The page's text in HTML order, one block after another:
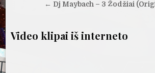
← Dj Maybach – 3 Žodžiai
Video klipai iš interneto